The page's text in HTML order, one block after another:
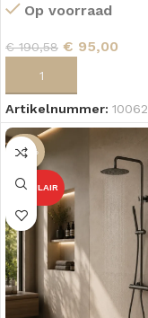
Op voorraad
€190,58 € 95,00
Artikelnummer: 10062
-47%
POPULAIR